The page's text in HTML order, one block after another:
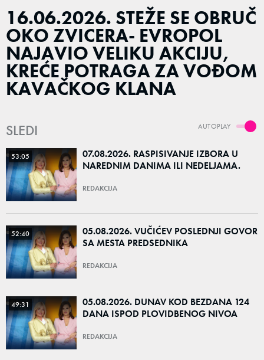
16.06.2026. STEŽE SE OBRUČ
OKO ZVICERA- EVROPOL
NAJAVIO VELIKU AKCIJU,
KREĆE POTRAGA ZA VOĐOM
KAVAČKOG KLANA
AUTOPLAY
SLEDI
53:05
07.08.2026. RASPISIVANJE IZBORA U
NAREDNIM DANIMA ILI NEDELJAMA.
REDAKCIJA
52:40
05.08.2026. VUČIĆEV POSLEDNJI GOVOR
SA MESTA PREDSEDNIKA
REDAKCIJA
49:31
05.08.2026. DUNAV KOD BEZDANA 124
DANA ISPOD PLOVIDBENOG NIVOA
REDAKCIJA